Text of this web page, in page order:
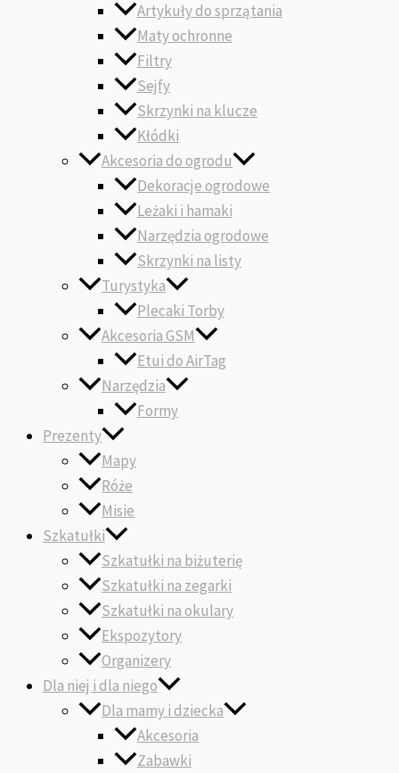
Artykuły do sprzątania
Maty ochronne
Filtry
Sejfy
Skrzynki na klucze
Kłódki
Akcesoria do ogrodu
Dekoracje ogrodowe
Leżaki i hamaki
Narzędzia ogrodowe
Skrzynki na listy
Turystyka
Plecaki Torby
Akcesoria GSM
Etui do AirTag
Narzędzia
Formy
Prezenty
Mapy
Róże
Misie
Szkatułki
Szkatułki na biżuterię
Szkatułki na zegarki
Szkatułki na okulary
Ekspozytory
Organizery
Dla niej i dla niego
Dla mamy i dziecka
Akcesoria
Zabawki